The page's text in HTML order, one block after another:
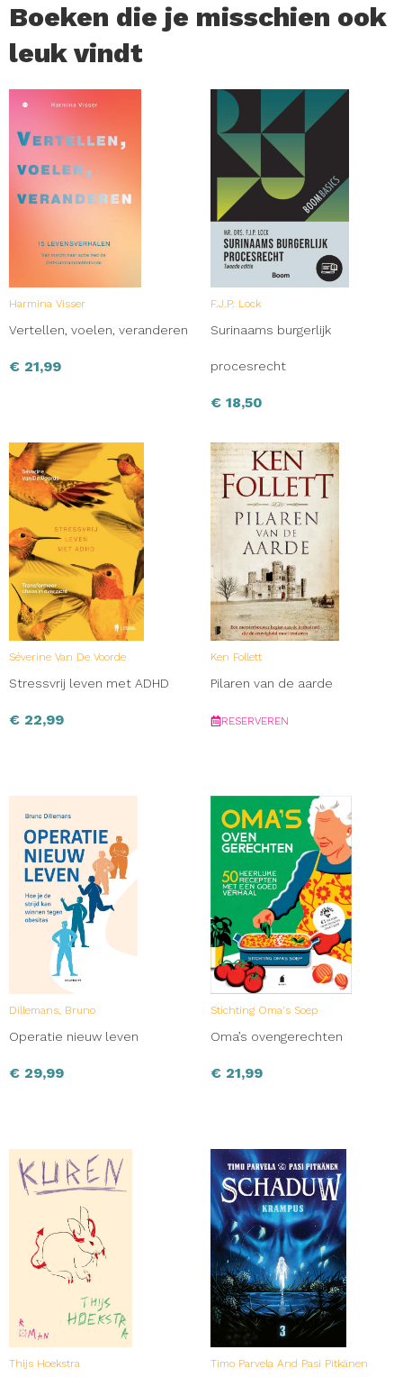
Boeken die je misschien ook
leuk vindt
Harmina Visser
Vertellen, voelen, veranderen
€ 21,99
F.J.P. Lock
Surinaams burgerlijk
procesrecht
€ 18,50
Séverine Van De Voorde
Stressvrij leven met ADHD
€ 22,99
Ken Follett
Pilaren van de aarde
RESERVEREN
Dillemans, Bruno
Operatie nieuw leven
€ 29,99
Stichting Oma's Soep
Oma’s ovengerechten
€ 21,99
Thijs Hoekstra Timo Parvela And Pasi Pitkänen